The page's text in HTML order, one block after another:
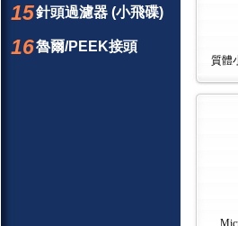
15針頭過濾器 (小飛碟)
16魯爾/PEEK接頭
質體